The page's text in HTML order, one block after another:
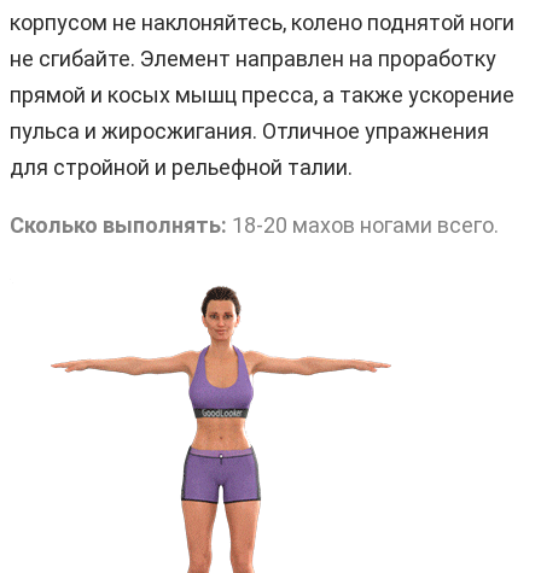
корпусом не наклоняйтесь, колено поднятой ноги
не сгибайте. Элемент направлен на проработку
прямой и косых мышц пресса, а также ускорение
пульса и жиросжигания. Отличное упражнения
для стройной и рельефной талии.
Сколько выполнять: 18-20 махов ногами всего.